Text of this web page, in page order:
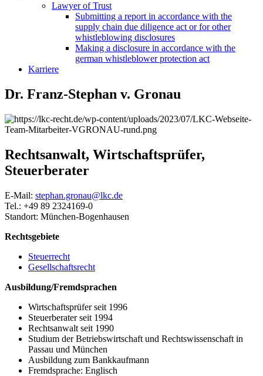
Lawyer of Trust
Submitting a report in accordance with the
supply chain due diligence act or for other
whistleblowing disclosures
Making a disclosure in accordance with the
german whistleblower protection act
Karriere
Dr. Franz-Stephan v. Gronau
Rechtsanwalt, Wirtschaftsprüfer,
Steuerberater
E-Mail: stephan.gronau@lkc.de
Tel.: +49 89 2324169-0
Standort: München-Bogenhausen
Rechtsgebiete
Steuerrecht
Gesellschaftsrecht
Ausbildung/Fremdsprachen
Wirtschaftsprüfer seit 1996
Steuerberater seit 1994
Rechtsanwalt seit 1990
Studium der Betriebswirtschaft und Rechtswissenschaft in
Passau und München
Ausbildung zum Bankkaufmann
Fremdsprache: Englisch